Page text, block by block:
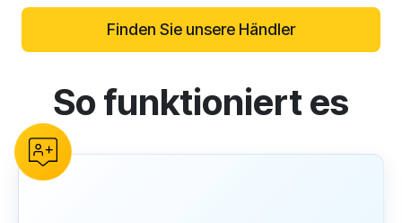
Finden Sie unsere Händler
reCAPTCHA verification
So funktioniert es